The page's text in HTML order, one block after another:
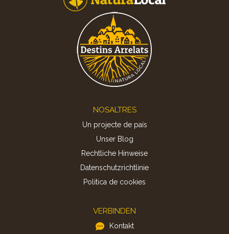
NOSALTRES
Un projecte de país
Unser Blog
Rechtliche Hinweise
Datenschutzrichtlinie
Politica de cookies
VERBINDEN
Kontakt